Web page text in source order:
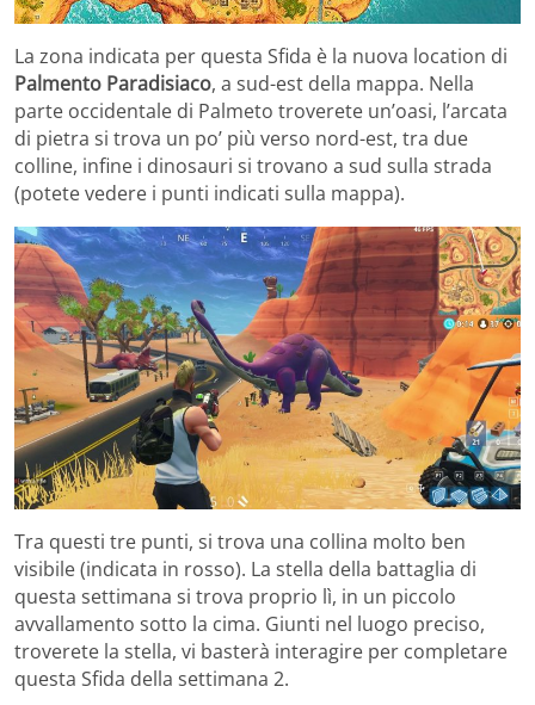
La zona indicata per questa Sfida è la nuova location di
Palmento Paradisiaco, a sud-est della mappa. Nella
parte occidentale di Palmeto troverete un’oasi, l’arcata
di pietra si trova un po’ più verso nord-est, tra due
colline, infine i dinosauri si trovano a sud sulla strada
(potete vedere i punti indicati sulla mappa).
Tra questi tre punti, si trova una collina molto ben
visibile (indicata in rosso). La stella della battaglia di
questa settimana si trova proprio lì, in un piccolo
avvallamento sotto la cima. Giunti nel luogo preciso,
troverete la stella, vi basterà interagire per completare
questa Sfida della settimana 2.